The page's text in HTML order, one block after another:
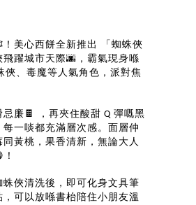
！美心西餅全新推出
「蜘蛛俠
飛躍城市天際🌆 ，霸氣現身喺
俠、毒魔等人氣角色，派對焦
忌廉 🍫 ，再夾住酸甜 Q彈嘅黑
一啖都充滿層次感。面層仲
黃桃，果香清新，無論大人
！
俠清洗後，即可化身文具筆
，可以放喺書枱陪住小朋友溫